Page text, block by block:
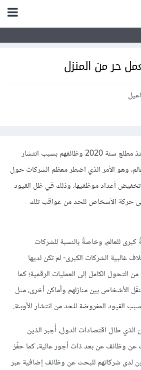
حر من المنزل
لقد فقد الكثير من الناس منذ مطلع سنة 2020 وظائفهم بسبب انتشار
وهو اﻷمر الذي اضطر معظم الشركات حول
تخفيض أعداد موظفيها، وذلك في ظل القيود
حركة الأشخاص للحد من عواقب تلك
للعالم، وخاصةً بالنسبة للشركات
غالبية الشركات الكبرى- لم تكن لديها
التحول الكامل إلى العمليات الرقمية؛ كما
الأشخاص بين منازلهم وأماكن أخرى، مثل
القيود المفروضة للحد من انتشار اﻷوبئة.
الذي طال اقتصادات الدول، أُجبر الذين
عن وظائف عن بعد ذات أجور عالية، كما حفّز
لدى شركاتهم للبحث عن وظائف إضافية عبر